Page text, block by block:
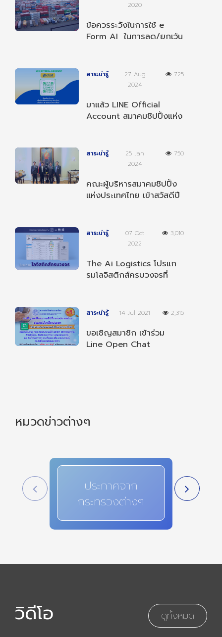
2020
ข้อควรระวังในการใช้ e
Form AI ในการลด/ยกเว้น
สาระน่ารู้
27 Aug
2024
725
มาแล้ว LINE Official
Account สมาคมชิปปิ้งแห่ง
สาระน่ารู้
25 Jan
2024
750
คณะผู้บริหารสมาคมชิปปิ้ง
แห่งประเทศไทย เข้าสวัสดีปี
สาระน่ารู้
07 Oct
2022
3,010
The Ai Logistics โปรแก
รมโลจิสติกส์ครบวงจรที่
สาระน่ารู้ 14 Jul 2021 2,315
ขอเชิญสมาชิก เข้าร่วม
Line Open Chat
หมวดข่าวต่างๆ
ประกาศจาก
กระทรวงต่างๆ
วิดีโอ ดูทั้งหมด